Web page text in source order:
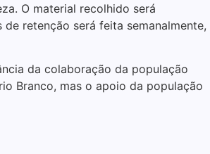
O material recolhido será
retenção será feita semanalmente,
da colaboração da população
Branco, mas o apoio da população